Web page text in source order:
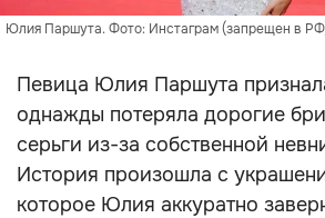
Юлия Паршута. Фото: Инстаграм (запрещен в
Певица Юлия Паршута
однажды потеряла дорогие
серьги из-за собственной
История произошла с
которое Юлия аккуратно